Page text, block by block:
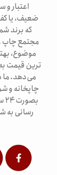
اعتبار
ضعیف، یا
که برند
مجتمع چاپ
موضوع،
ترین قیمت
می‌دهد. ما
چاپخانه و
رسانی به